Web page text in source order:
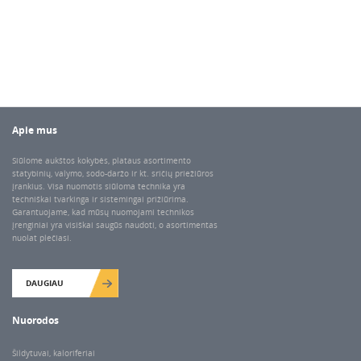
Apie mus
Siūlome aukštos kokybės, plataus asortimento
statybinių, valymo, sodo-daržo ir kt. sričių priežiūros
įrankius. Visa nuomotis siūloma technika yra
techniškai tvarkinga ir sistemingai prižiūrima.
Garantuojame, kad mūsų nuomojami technikos
įrenginiai yra visiškai saugūs naudoti, o asortimentas
nuolat plečiasi.
DAUGIAU
Nuorodos
Šildytuvai, kaloriferiai